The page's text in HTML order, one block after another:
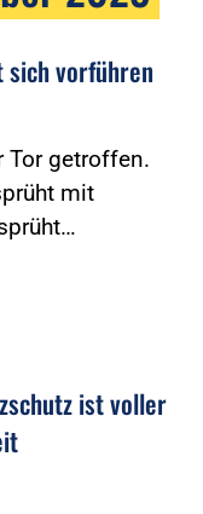
sich vorführen
Tor getroffen.
mit
ist voller